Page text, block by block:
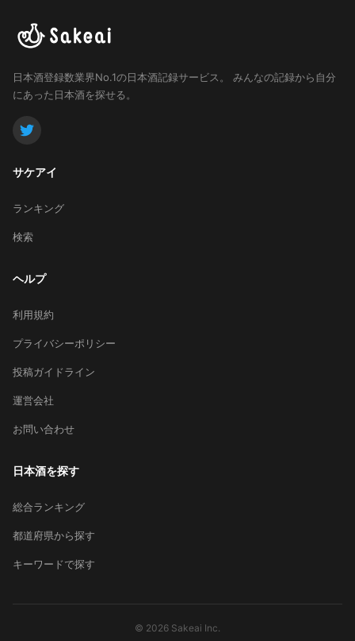
日本酒登録数業界No.1の日本酒記録サービス。
みんなの記録から自分
にあった日本酒を探せる。
サケアイ
ランキング
検索
ヘルプ
利用規約
プライバシーポリシー
投稿ガイドライン
運営会社
お問い合わせ
日本酒を探す
総合ランキング
都道府県から探す
キーワードで探す
© 2026 Sakeai Inc.